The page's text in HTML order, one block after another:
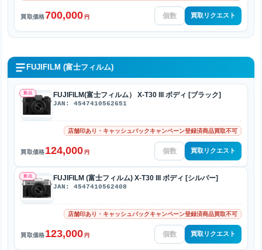
買取価格700,000 円 買取リクエスト
FUJIFILM (富士フィルム)
新品 FUJIFILM(富士フィルム） X-T30 III ボディ [ブラック]
JAN: 4547410562651
店舗印あり・キャッシュバックキャンペーン登録済商品買取不可
買取価格124,000 円 買取リクエスト
新品 FUJIFILM (富士フィルム) X-T30 III ボディ [シルバー]
JAN: 4547410562408
店舗印あり・キャッシュバックキャンペーン登録済商品買取不可
買取価格123,000 円 買取リクエスト